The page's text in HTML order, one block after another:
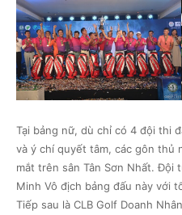
Tại bảng nữ, dù chỉ có 4 đội thi
và ý chí quyết tâm, các gôn thủ
mắt trên sân Tân Sơn Nhất. Đội
Minh Vô địch bảng đấu này với
Tiếp sau là CLB Golf Doanh